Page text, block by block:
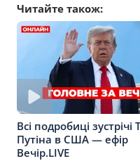
Читайте також:
Всі подробиці зустрічі
Путіна в США — ефір
Вечір.LIVE